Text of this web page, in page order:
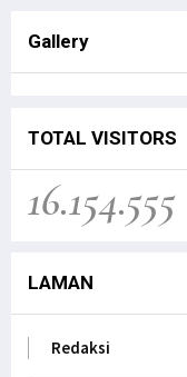
Sarana
Gallery
TOTAL VISITORS
16.154.555
LAMAN
Redaksi